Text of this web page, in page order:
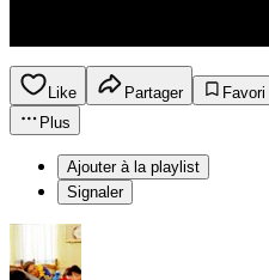
Like Partager
Favori
Plus
Ajouter à la playlist
Signaler